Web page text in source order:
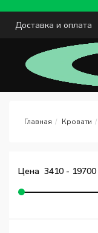
Доставка и оплата
Кровати
Цена 3410 - 19700